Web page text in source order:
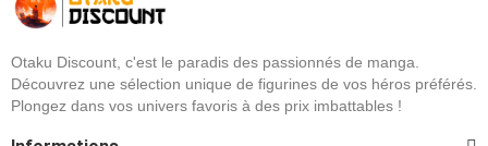
Otaku Discount, c'est le paradis des passionnés de manga.
Découvrez une sélection unique de figurines de vos héros préférés.
Plongez dans vos univers favoris à des prix imbattables !